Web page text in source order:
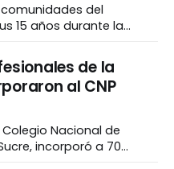
del
15 años durante la
brindarles una velada
San Antonio de la
de la
al CNP
Nacional de
incorporó a 70